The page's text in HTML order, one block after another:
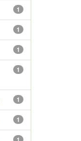
1
1
1
1
1
1